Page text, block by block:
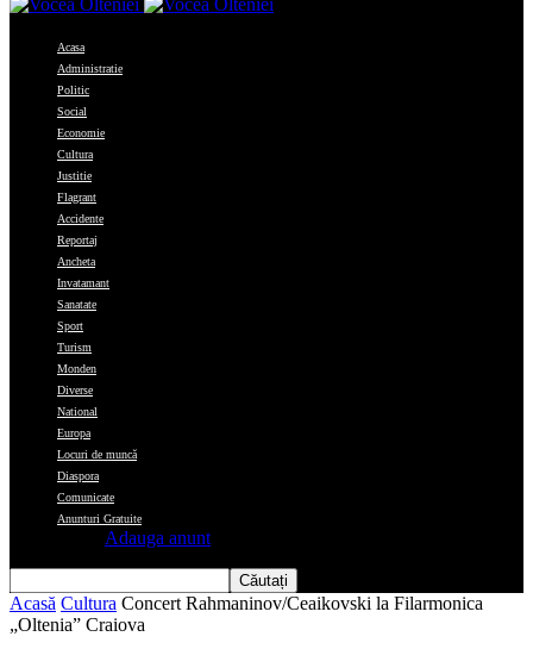
Acasa
Administratie
Politic
Social
Economie
Cultura
Justitie
Flagrant
Accidente
Reportaj
Ancheta
Invatamant
Sanatate
Sport
Turism
Monden
Diverse
National
Europa
Locuri de muncă
Diaspora
Comunicate
Anunturi Gratuite
Adauga anunt
Acasă Cultura Concert Rahmaninov/Ceaikovski la Filarmonica
„Oltenia” Craiova